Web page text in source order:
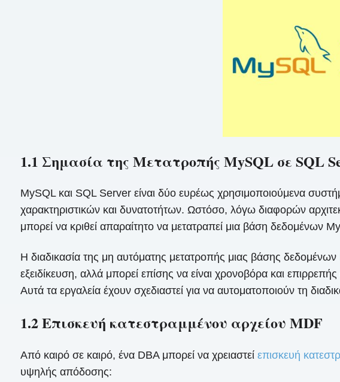
1.1 Σημασία της Μετατροπής MySQL σε SQL
MySQL και SQL Server είναι δύο ευρέως χρησιμοποιούμενα
χαρακτηριστικών και δυνατοτήτων. Ωστόσο, λόγω διαφορών
μπορεί να κριθεί απαραίτητο να μετατραπεί μια βάση
Η διαδικασία της μη αυτόματης μετατροπής μιας βάσης
εξειδίκευση, αλλά μπορεί επίσης να είναι χρονοβόρα και
Αυτά τα εργαλεία έχουν σχεδιαστεί για να αυτοματοποιούν τη
1.2 Επισκευή κατεστραμμένου αρχείου MDF
Από καιρό σε καιρό, ένα DBA μπορεί να χρειαστεί επισκευή
υψηλής απόδοσης: